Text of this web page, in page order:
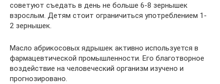
советуют съедать в день не больше 6-8 зернышек
взрослым. Детям стоит ограничиться употреблением 1-
2 зернышек.
Масло абрикосовых ядрышек активно используется в
фармацевтической промышленности. Его благотворное
воздействие на человеческий организм изучено и
прогнозировано.